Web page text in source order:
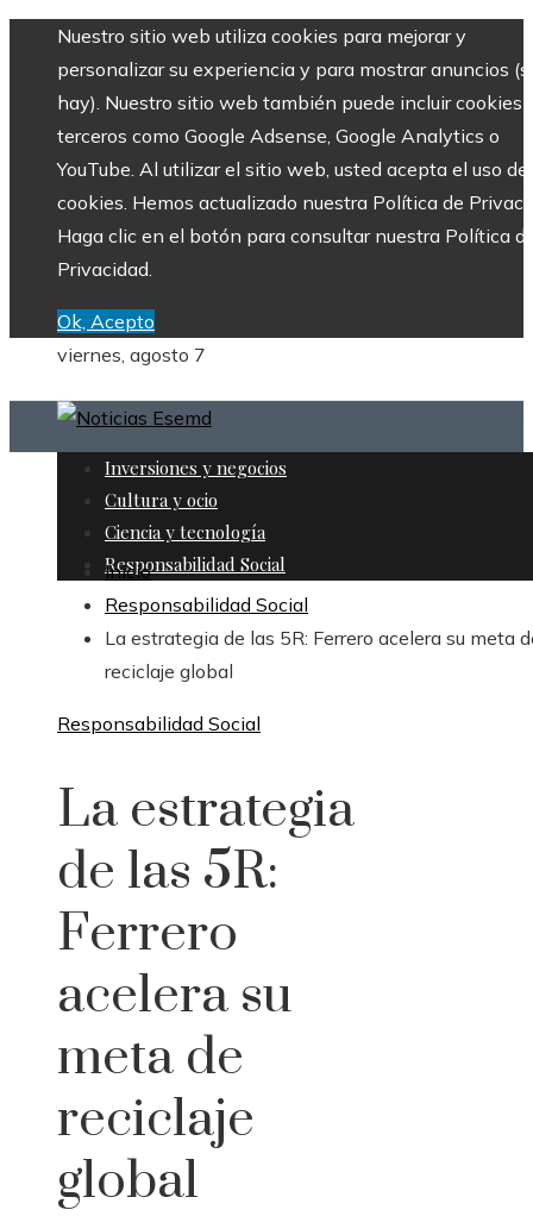
Nuestro sitio web utiliza cookies para mejorar y
personalizar su experiencia y para mostrar anuncios
hay). Nuestro sitio web también puede incluir cookies
terceros como Google Adsense, Google Analytics o
YouTube. Al utilizar el sitio web, usted acepta el uso de
cookies. Hemos actualizado nuestra Política de
Haga clic en el botón para consultar nuestra Política
Privacidad.
Ok, Acepto
viernes, agosto 7
Inversiones y negocios
Cultura y ocio
Ciencia y tecnología
Responsabilidad Social
Inicio
Responsabilidad Social
La estrategia de las 5R: Ferrero acelera su meta
reciclaje global
Responsabilidad Social
La estrategia
de las 5R:
Ferrero
acelera su
meta de
reciclaje
global